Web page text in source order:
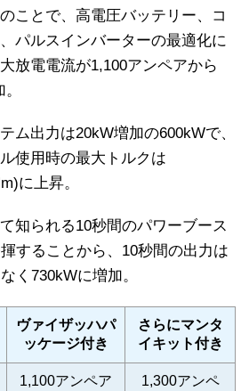
ことで、高電圧バッテリー、コ
パルスインバーターの最適化に
放電電流が1,100アンペアから
ム出力は20kW増加の600kWで、
使用時の最大トルクは
に上昇。
知られる10秒間のパワーブース
することから、10秒間の出力は
く730kWに増加。
ヴァイザッハパ
ッケージ付き
さらにマンタ
イキット付き
1,100アンペア
1,300アンペ